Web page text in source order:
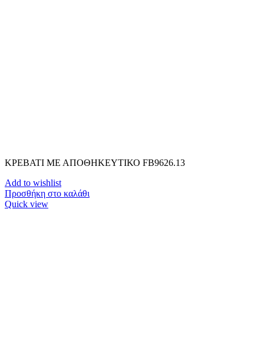
ΚΡΕΒΑΤΙ ΜΕ ΑΠΟΘΗΚΕΥΤΙΚΟ FB9626.13
Add to wishlist
Προσθήκη στο καλάθι
Quick view